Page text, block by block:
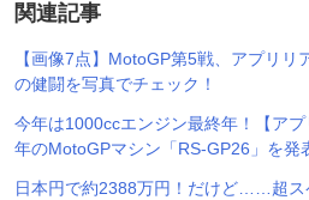
関連記事
【画像7点】MotoGP第5戦、アプリ
の健闘を写真でチェック！
今年は1000ccエンジン最終年！【ア
年のMotoGPマシン「RS-GP26」を発
日本円で約2388万円！だけど……超ス